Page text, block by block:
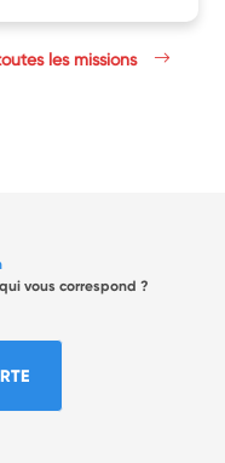
les missions
vous correspond ?